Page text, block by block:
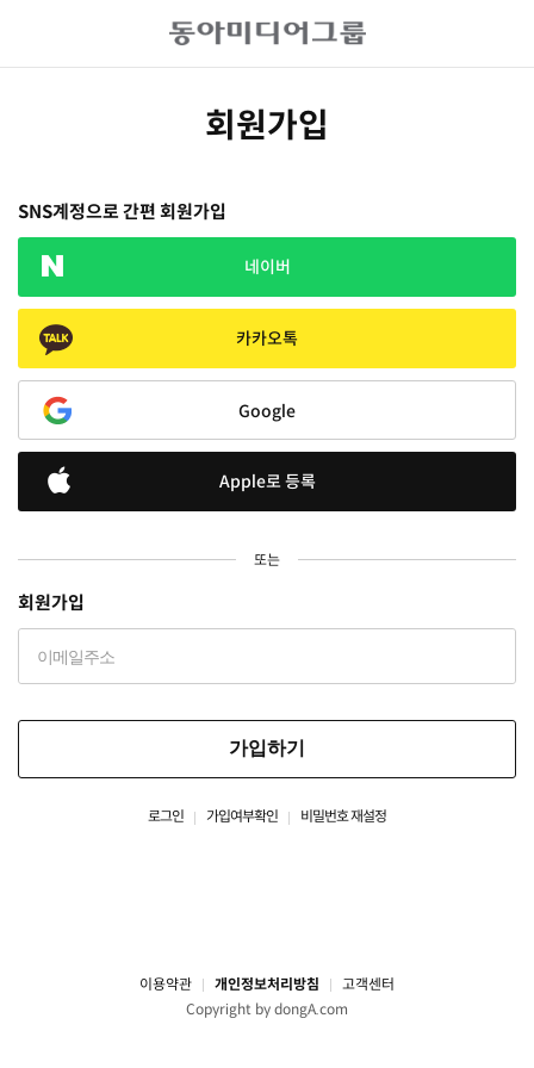
회원가입
SNS계정으로 간편 회원가입
네이버
카카오톡
Google
Apple로 등록
또는
회원가입
가입하기
로그인 가입여부확인 비밀번호 재설정
이용약관 개인정보처리방침
고객센터
Copyright by dongA.com